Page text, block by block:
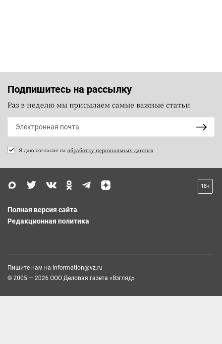
Подпишитесь на рассылку
Раз в неделю мы присылаем самые важные статьи
Я даю согласие на обработку персональных данных
18+
Полная версия сайта
Редакционная политика
Пишите нам на information@vz.ru
© 2005 — 2026 ООО Деловая газета «Взгляд»